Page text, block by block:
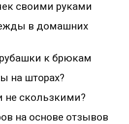
своими руками
в домашних
к брюкам
на шторах?
не скользкими?
на основе отзывов